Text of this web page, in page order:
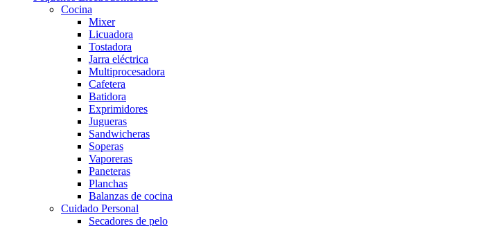
Cocina
Mixer
Licuadora
Tostadora
Jarra eléctrica
Multiprocesadora
Cafetera
Batidora
Exprimidores
Jugueras
Sandwicheras
Soperas
Vaporeras
Paneteras
Planchas
Balanzas de cocina
Cuidado Personal
Secadores de pelo